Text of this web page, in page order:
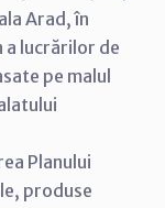
Arad, în
a lucrărilor de
pe malul
Planului
produse